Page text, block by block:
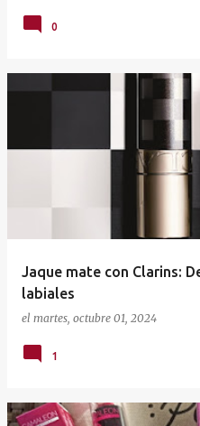
0
Jaque mate con Clarins:
labiales
el martes, octubre 01, 2024
1